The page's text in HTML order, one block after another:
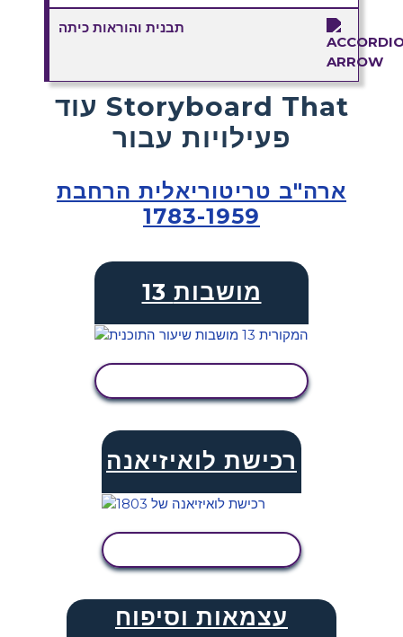
תבנית והוראות כיתה
עוד Storyboard That
פעילויות עבור
ארה"ב טריטוריאלית הרחבת
1783-1959
13 מושבות
רכישת לואיזיאנה
עצמאות וסיפוח